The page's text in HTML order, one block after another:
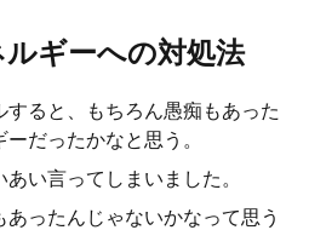
ギーへの対処法
ると、もちろん愚痴もあった
だったかなと思う。
い言ってしまいました。
ったんじゃないかなって思う